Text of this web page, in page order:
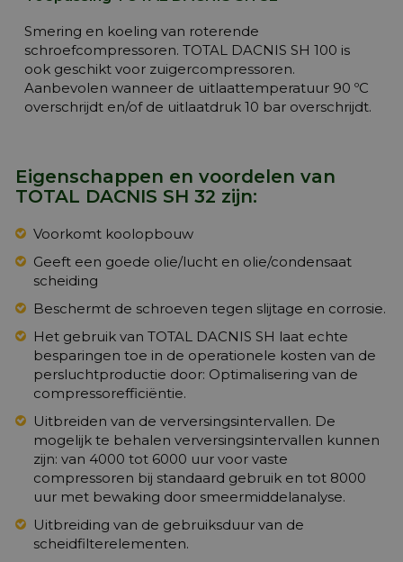
Smering en koeling van roterende
schroefcompressoren. TOTAL DACNIS SH 100 is
ook geschikt voor zuigercompressoren.
Aanbevolen wanneer de uitlaattemperatuur 90 ºC
overschrijdt en/of de uitlaatdruk 10 bar overschrijdt.
Eigenschappen en voordelen van
TOTAL DACNIS SH 32 zijn:
Voorkomt koolopbouw
Geeft een goede olie/lucht en olie/condensaat
scheiding
Beschermt de schroeven tegen slijtage en corrosie.
Het gebruik van TOTAL DACNIS SH laat echte
besparingen toe in de operationele kosten van de
persluchtproductie door: Optimalisering van de
compressorefficiëntie.
Uitbreiden van de verversingsintervallen. De
mogelijk te behalen verversingsintervallen kunnen
zijn: van 4000 tot 6000 uur voor vaste
compressoren bij standaard gebruik en tot 8000
uur met bewaking door smeermiddelanalyse.
Uitbreiding van de gebruiksduur van de
scheidfilterelementen.